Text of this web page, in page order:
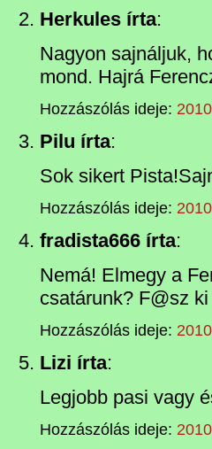
Herkules írta:
Nagyon sajnáljuk,
mond. Hajrá
Hozzászólás ideje:
Pilu írta:
Sok sikert
Hozzászólás ideje:
fradista666 írta:
Nemá! Elmegy a
csatárunk? F@sz
Hozzászólás ideje:
Lizi írta:
Legjobb pasi vagy
Hozzászólás ideje: